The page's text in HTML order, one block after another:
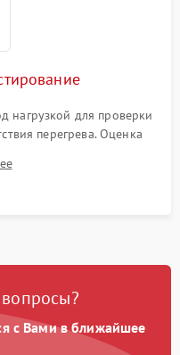
нагрузкой для проверки
перегрева. Оценка
на тестовых
видеовходов и кнопок
с Вами в ближайшее